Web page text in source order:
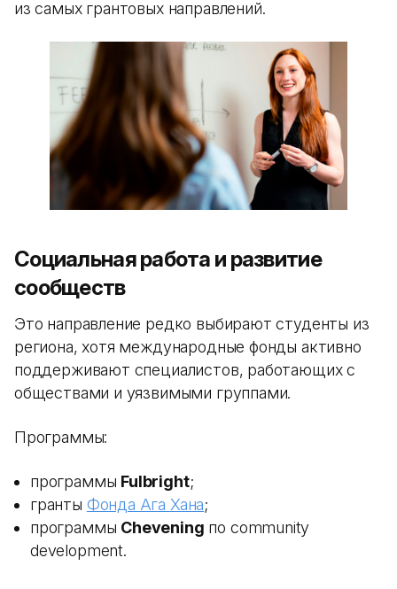
из самых грантовых направлений.
Социальная работа и развитие
сообществ
Это направление редко выбирают студенты из
региона, хотя международные фонды активно
поддерживают специалистов, работающих с
обществами и уязвимыми группами.
Программы:
программы Fulbright;
гранты Фонда Ага Хана;
программы Chevening по community
development.